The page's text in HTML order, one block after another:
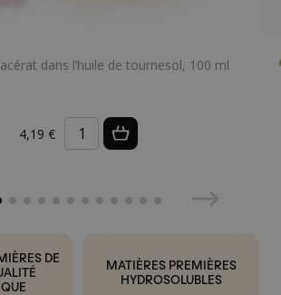
dans l’huile de tournesol, 100 ml
4,19 €
DE
MATIÈRES PREMIÈRES
HYDROSOLUBLES